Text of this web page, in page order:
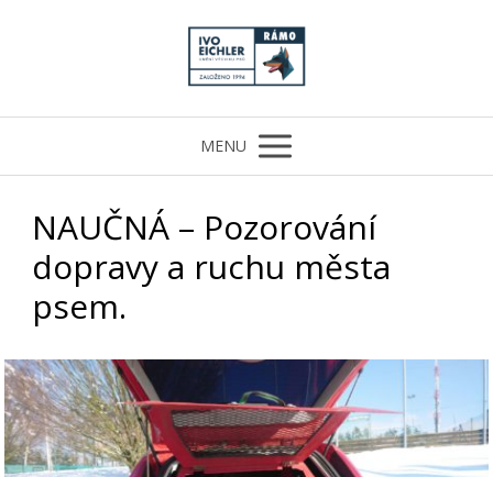
MENU
NAUČNÁ – Pozorování
dopravy a ruchu města
psem.